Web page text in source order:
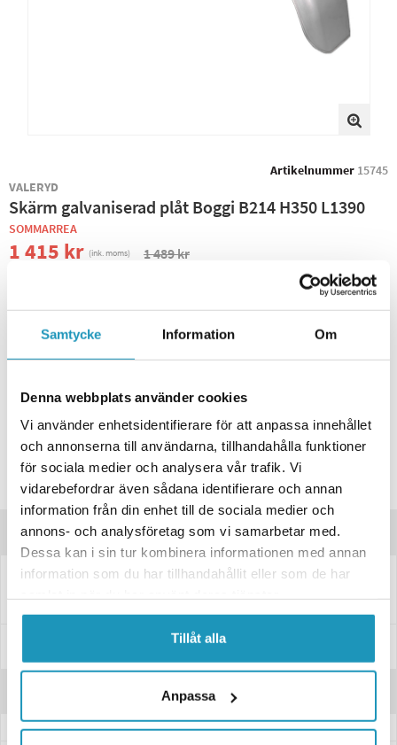
Samtycke Information Om
Denna webbplats använder cookies
Vi använder enhetsidentifierare för att anpassa innehållet
och annonserna till användarna, tillhandahålla funktioner
för sociala medier och analysera vår trafik. Vi
vidarebefordrar även sådana identifierare och annan
information från din enhet till de sociala medier och
annons- och analysföretag som vi samarbetar med.
Dessa kan i sin tur kombinera informationen med annan
information som du har tillhandahållit eller som de har
Tillåt alla
Anpassa
Artikelnummer 15745
VALERYD
Skärm galvaniserad plåt Boggi B214 H350 L1390
SOMMARREA
1 415 kr (ink. moms) 1 489 kr
ONLINELAGER TILLFÄLLIGT SLUT
Lägsta pris de senaste 30-dagarna:1 415 kr
Leverans- & Returinformation
Frågor om produkten?
Produktinformation